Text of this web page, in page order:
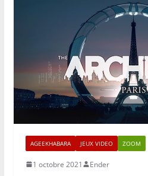
AGEEKHABARA JEUX VIDEO ZOOM
1 octobre 2021 Ender